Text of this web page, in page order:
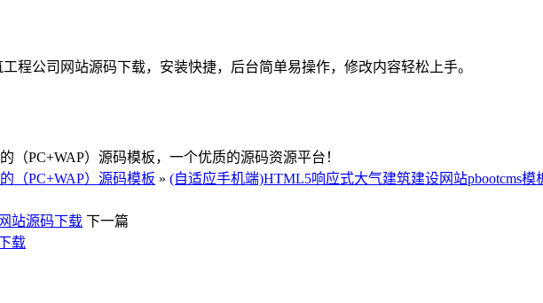
程公司网站源码下载，安装快捷，后台简单易操作，修改内容轻松上手。
（PC+WAP）源码模板，一个优质的源码资源平台！
（PC+WAP）源码模板 » (自适应手机端)HTML5响应式大气建筑建设网站pbootcms
站源码下载 下一篇
载